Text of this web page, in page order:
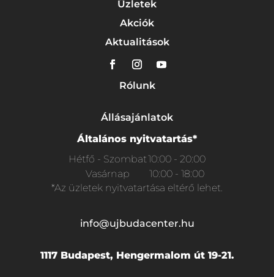
Üzletek
Akciók
Aktualitások
Rólunk
Állásajánlatok
Általános nyitvatartás*
Hétfő - Szombat10:00 - 20:00
Vasárnap
10:00 - 18:00
*Az üzletek nyitvatartása eltérő lehet.
info@ujbudacenter.hu
1117 Budapest, Hengermalom út 19-21.